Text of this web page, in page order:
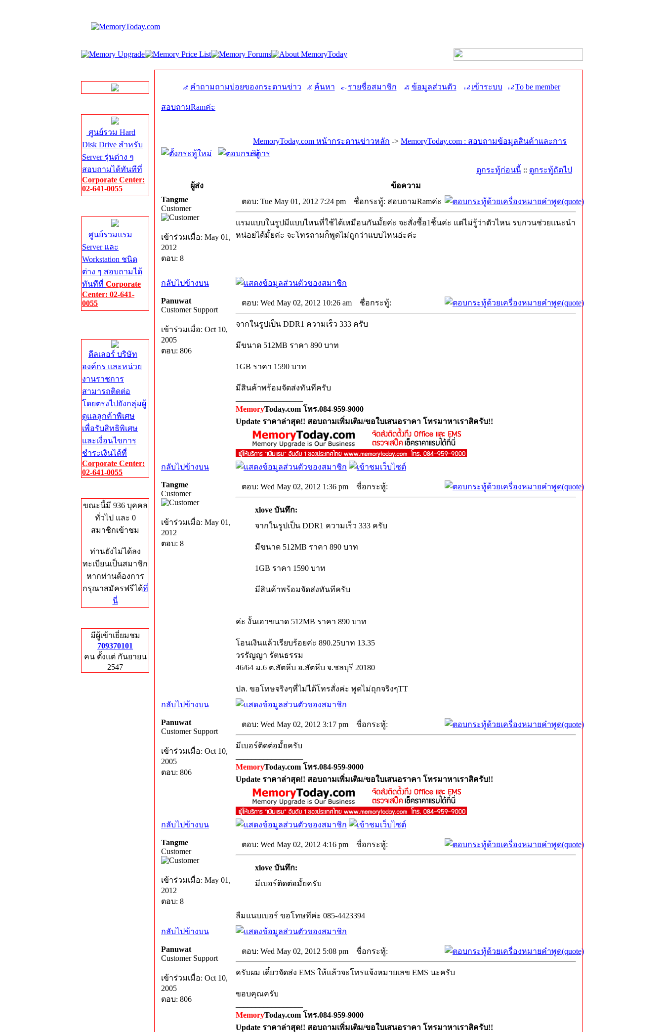
ศูนย์รวม Hard
Disk Drive สำหรับ
Server รุ่นต่าง ๆ
สอบถามได้ทันทีที่
Corporate Center:
02-641-0055
ศูนย์รวมแรม
Server และ
Workstation ชนิด
ต่าง ๆ สอบถามได้
ทันทีที่ Corporate
Center: 02-641-
0055
ดีลเลอร์ บริษัท
องค์กร และหน่วย
งานราชการ
สามารถติดต่อ
โดยตรงไปยังกลุ่มผู้
ดูแลลูกค้าพิเศษ
เพื่อรับสิทธิพิเศษ
และเงื่อนไขการ
ชำระเงินได้ที่
Corporate Center:
02-641-0055
ขณะนี้มี 936 บุคคล
ทั่วไป และ 0
สมาชิกเข้าชม
ท่านยังไม่ได้ลง
ทะเบียนเป็นสมาชิก
หากท่านต้องการ
กรุณาสมัครฟรีได้ที่
นี่
มีผู้เข้าเยี่ยมชม
709370101
คน ตั้งแต่ กันยายน
2547
คำถามถามบ่อยของกระดานข่าว ค้นหา รายชื่อสมาชิก ข้อมูลส่วนตัว เข้าระบบ To be member
สอบถามRamค่ะ
MemoryToday.com หน้ากระดานข่าวหลัก -> MemoryToday.com : สอบถามข้อมูลสินค้าและการ
บริการ
ดูกระทู้ก่อนนี้ :: ดูกระทู้ถัดไป
ผู้ส่ง
ข้อความ
Tangme
Customer
เข้าร่วมเมื่อ: May 01,
2012
ตอบ: 8
ตอบ: Tue May 01, 2012 7:24 pm ชื่อกระทู้: สอบถามRamค่ะ
แรมแบบในรูปมีแบบไหนที่ใช้ได้เหมือนกันมั้ยค่ะ จะสั่งซื้อ1ชิ้นค่ะ แต่ไม่รู้ว่าตัวไหน รบกวนช่วยแนะนำ
หน่อยได้มั้ยค่ะ จะโทรถามก็พูดไม่ถูกว่าแบบไหนอ่ะค่ะ
กลับไปข้างบน
Panuwat
Customer Support
เข้าร่วมเมื่อ: Oct 10,
2005
ตอบ: 806
ตอบ: Wed May 02, 2012 10:26 am ชื่อกระทู้:
จากในรูปเป็น DDR1 ความเร็ว 333 ครับ
มีขนาด 512MB ราคา 890 บาท
1GB ราคา 1590 บาท
มีสินค้าพร้อมจัดส่งทันทีครับ
MemoryToday.com โทร.084-959-9000
Update ราคาล่าสุด!! สอบถามเพิ่มเติม/ขอใบเสนอราคา โทรมาหาเราสิครับ!!
กลับไปข้างบน
Tangme
Customer
เข้าร่วมเมื่อ: May 01,
2012
ตอบ: 8
ตอบ: Wed May 02, 2012 1:36 pm ชื่อกระทู้:
xlove บันทึก:
จากในรูปเป็น DDR1 ความเร็ว 333 ครับ
มีขนาด 512MB ราคา 890 บาท
1GB ราคา 1590 บาท
มีสินค้าพร้อมจัดส่งทันทีครับ
ค่ะ งั้นเอาขนาด 512MB ราคา 890 บาท
โอนเงินแล้วเรียบร้อยค่ะ 890.25บาท 13.35
วรรัญญา รัตนธรรม
46/64 ม.6 ต.สัตหีบ อ.สัตหีบ จ.ชลบุรี 20180
ปล. ขอโทษจริงๆที่ไม่ได้โทรสั่งค่ะ พูดไม่ถุกจริงๆTT
กลับไปข้างบน
Panuwat
Customer Support
เข้าร่วมเมื่อ: Oct 10,
2005
ตอบ: 806
ตอบ: Wed May 02, 2012 3:17 pm ชื่อกระทู้:
มีเบอร์ติดต่อมั้ยครับ
MemoryToday.com โทร.084-959-9000
Update ราคาล่าสุด!! สอบถามเพิ่มเติม/ขอใบเสนอราคา โทรมาหาเราสิครับ!!
กลับไปข้างบน
Tangme
Customer
เข้าร่วมเมื่อ: May 01,
2012
ตอบ: 8
ตอบ: Wed May 02, 2012 4:16 pm ชื่อกระทู้:
xlove บันทึก:
มีเบอร์ติดต่อมั้ยครับ
ลืมแนบเบอร์ ขอโทษทีค่ะ 085-4423394
กลับไปข้างบน
Panuwat
Customer Support
เข้าร่วมเมื่อ: Oct 10,
2005
ตอบ: 806
ตอบ: Wed May 02, 2012 5:08 pm ชื่อกระทู้:
ครับผม เดี๋ยวจัดส่ง EMS ให้แล้วจะโทรแจ้งหมายเลข EMS นะครับ
ขอบคุณครับ
MemoryToday.com โทร.084-959-9000
Update ราคาล่าสุด!! สอบถามเพิ่มเติม/ขอใบเสนอราคา โทรมาหาเราสิครับ!!